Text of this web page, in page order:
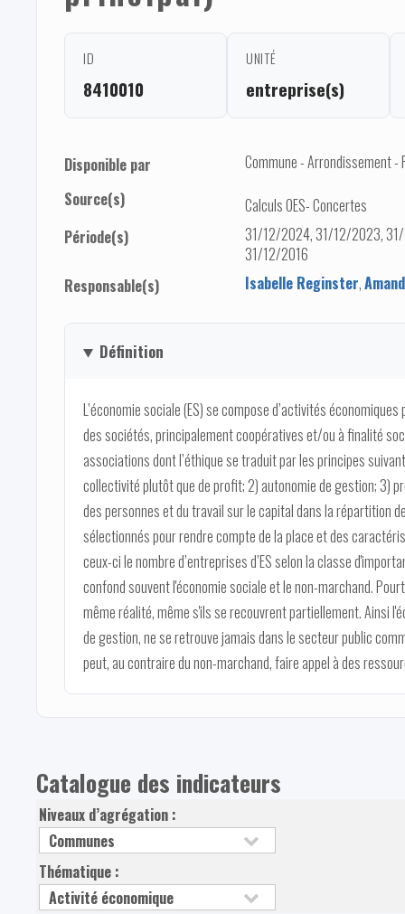
ID
8410010
UNITÉ
entreprise(s)
Disponible par
Commune - Arrondissement -
Source(s)
Calculs OES- Concertes
Période(s)
31/12/2024, 31/12/2023,
31/12/2016
Responsable(s)
Isabelle Reginster,
Définition
L’économie sociale (ES) se compose d’activités
des sociétés, principalement coopératives et/ou à finalité
associations dont l’éthique se traduit par les principes
collectivité plutôt que de profit; 2) autonomie de gestion; 3)
des personnes et du travail sur le capital dans la répartition
sélectionnés pour rendre compte de la place et des
ceux-ci le nombre d’entreprises d’ES selon la classe
confond souvent l'économie sociale et le non-marchand.
même réalité, même s'ils se recouvrent partiellement. Ainsi
de gestion, ne se retrouve jamais dans le secteur public
peut, au contraire du non-marchand, faire appel à des
Catalogue des indicateurs
Niveaux d’agrégation :
Thématique :